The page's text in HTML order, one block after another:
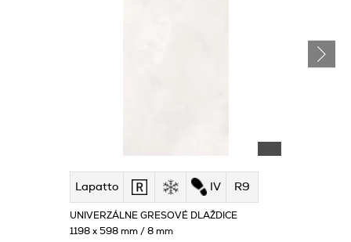
Lapatto IV R9
UNIVERZÁLNE GRESOVÉ DLAŽDICE
1198 x 598 mm / 8 mm